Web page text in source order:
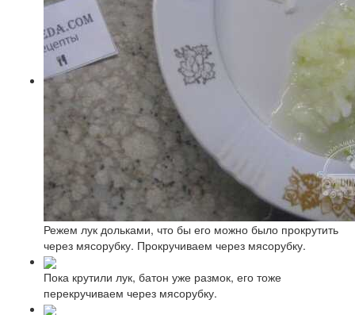
Режем лук дольками, что бы его можно было прокрутить
через мясорубку. Прокручиваем через мясорубку.
Пока крутили лук, батон уже размок, его тоже
перекручиваем через мясорубку.